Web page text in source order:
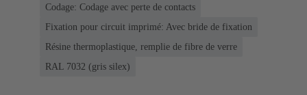
Codage: Codage avec perte de contacts
Fixation pour circuit imprimé: Avec bride de fixation
Résine thermoplastique, remplie de fibre de verre
RAL 7032 (gris silex)